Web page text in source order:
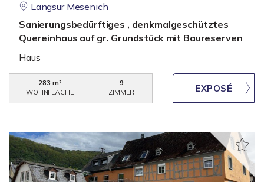
Langsur Mesenich
Sanierungsbedürftiges , denkmalgeschütztes
Quereinhaus auf gr. Grundstück mit Baureserven
Haus
283 m²
WOHNFLÄCHE
9
ZIMMER